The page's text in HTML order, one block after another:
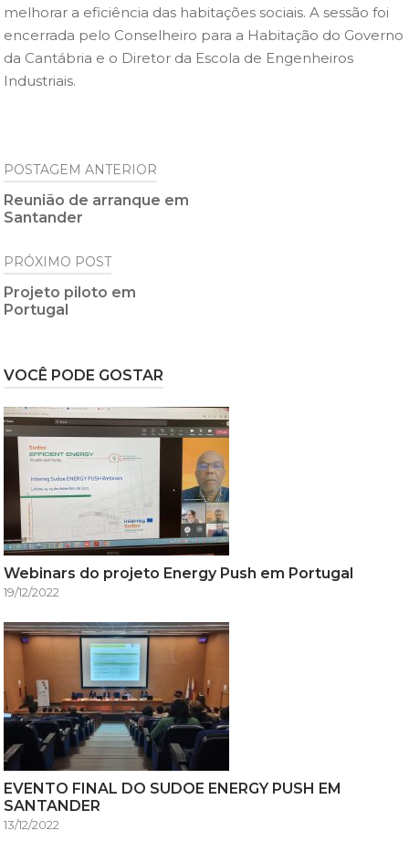
melhorar a eficiência das habitações sociais. A sessão foi
encerrada pelo Conselheiro para a Habitação do Governo
da Cantábria e o Diretor da Escola de Engenheiros
Industriais.
navigation
POSTAGEM ANTERIOR
Reunião de arranque em
Santander
PRÓXIMO POST
Projeto piloto em
Portugal
VOCÊ PODE GOSTAR
Webinars do projeto Energy Push em Portugal
19/12/2022
EVENTO FINAL DO SUDOE ENERGY PUSH EM
SANTANDER
13/12/2022